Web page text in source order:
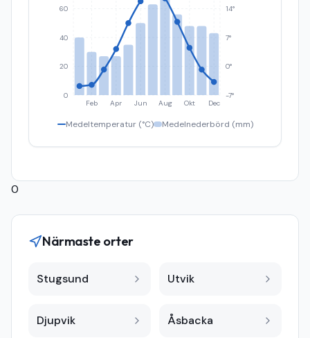
Feb Apr Jun Aug Okt Dec
0
20
40
60
-7°
0°
7°
14°
Medeltemperatur (°C) Medelnederbörd (mm)
0
Närmaste orter
Stugsund Utvik
Djupvik Åsbacka